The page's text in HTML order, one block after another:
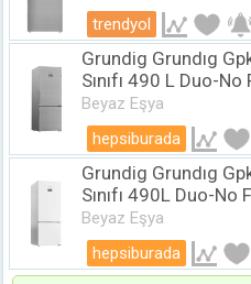
trendyol
Grundig Grundıg
Sınıfı 490 L Duo-No Frost Alttan
Donduruculu
Beyaz Eşya
hepsiburada
Grundig Grundıg
Sınıfı 490L Duo-
Donduruculu
Beyaz Eşya
hepsiburada